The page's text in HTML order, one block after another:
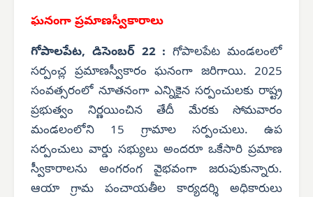
ఘనంగా ప్రమాణస్వీకారాలు
గోపాలపేట, డిసెంబర్ 22 :గోపాలపేట మండలంలో
సర్పంచ్ల ప్రమాణస్వీకారం ఘనంగా జరిగాయి. 2025
సంవత్సరంలో నూతనంగా ఎన్నికైన సర్పంచులకు రాష్ట్ర
ప్రభుత్వం నిర్ణయించిన తేదీ మేరకు సోమవారం
మండలంలోని 15 గ్రామాల సర్పంచులు. ఉప
సర్పంచులు వార్డు సభ్యులు అందరూ ఒకేసారి ప్రమాణ
స్వీకారాలను అంగరంగ వైభవంగా జరుపుకున్నారు.
ఆయా గ్రామ పంచాయతీల కార్యదర్శి అధికారులు